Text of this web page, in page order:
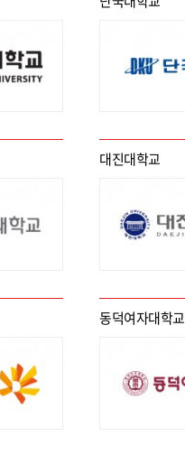
대진대학교
동덕여자대학교